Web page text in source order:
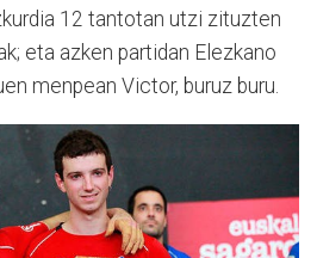
12 tantotan utzi zituzten
eta azken partidan Elezkano
menpean Victor, buruz buru.